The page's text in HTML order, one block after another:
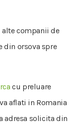
companii de
din orsova spre
cu preluare
aflati in Romania
adresa solicita din